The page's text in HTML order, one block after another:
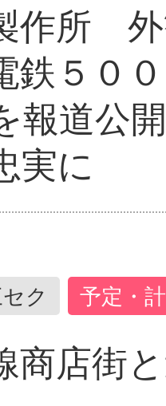
作所
５０
報道公
実に
ク 予定・
店街